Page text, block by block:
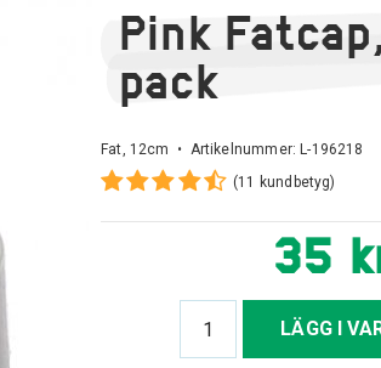
Pink
pack
Fat, 12cm • Artikelnummer: L-196218
(11 kundbetyg)
35
LÄGG I